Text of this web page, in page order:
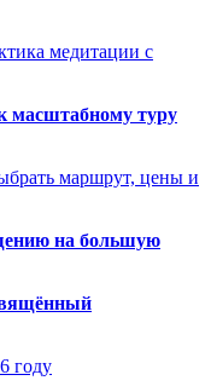
медитации с
масштабному туру
маршрут, цены и
на большую
году